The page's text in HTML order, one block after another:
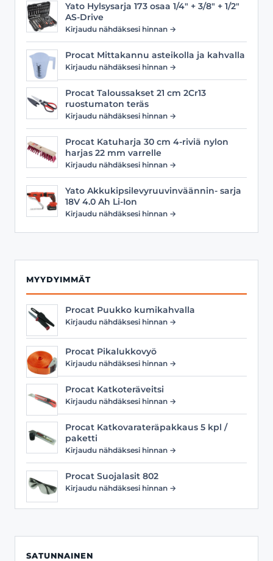
Yato Hylsysarja 173 osaa 1/4" + 3/8" + 1/2"
AS-Drive
Kirjaudu nähdäksesi hinnan →
Procat Mittakannu asteikolla ja kahvalla
Kirjaudu nähdäksesi hinnan →
Procat Taloussakset 21 cm 2Cr13
ruostumaton teräs
Kirjaudu nähdäksesi hinnan →
Procat Katuharja 30 cm 4-riviä nylon
harjas 22 mm varrelle
Kirjaudu nähdäksesi hinnan →
Yato Akkukipsilevyruuvinväännin- sarja
18V 4.0 Ah Li-Ion
Kirjaudu nähdäksesi hinnan →
MYYDYIMMÄT
Procat Puukko kumikahvalla
Kirjaudu nähdäksesi hinnan →
Procat Pikalukkovyö
Kirjaudu nähdäksesi hinnan →
Procat Katkoteräveitsi
Kirjaudu nähdäksesi hinnan →
Procat Katkovarateräpakkaus 5 kpl /
paketti
Kirjaudu nähdäksesi hinnan →
Procat Suojalasit 802
Kirjaudu nähdäksesi hinnan →
SATUNNAINEN